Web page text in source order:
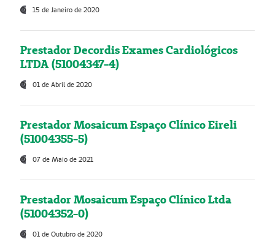
15 de Janeiro de 2020
Prestador Decordis Exames Cardiológicos
LTDA (51004347-4)
01 de Abril de 2020
Prestador Mosaicum Espaço Clínico Eireli
(51004355-5)
07 de Maio de 2021
Prestador Mosaicum Espaço Clínico Ltda
(51004352-0)
01 de Outubro de 2020